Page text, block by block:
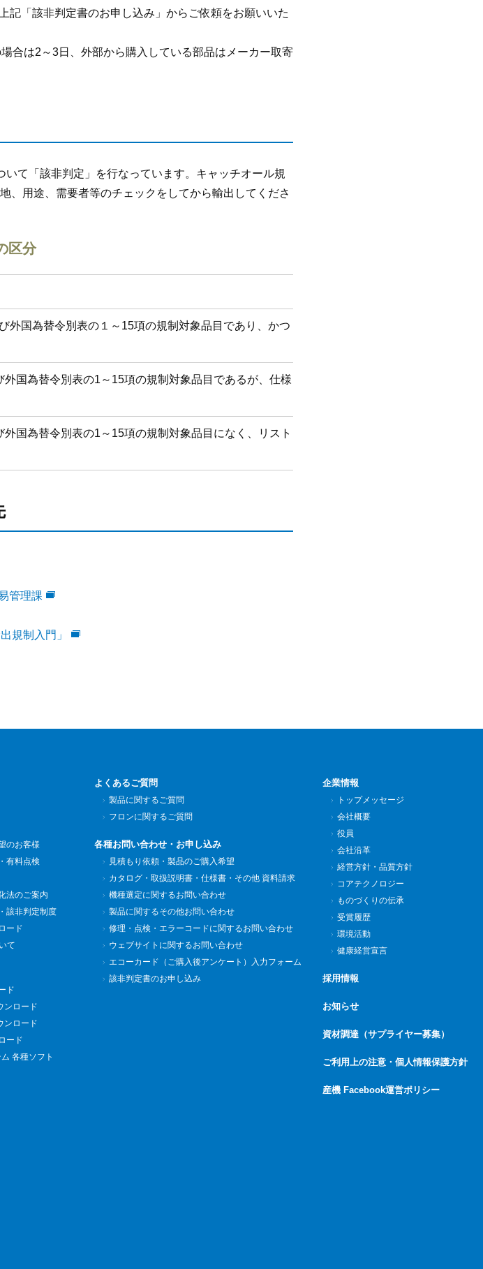
記「該非判定書のお申し込み」からご依頼をお願いいた
合は2～3日、外部から購入している部品はメーカー取寄
て「該非判定」を行なっています。キャッチオール規
、用途、需要者等のチェックをしてから輸出してくださ
区分
外国為替令別表の１～15項の規制対象品目であり、かつ
国為替令別表の1～15項の規制対象品目であるが、仕様
国為替令別表の1～15項の規制対象品目になく、リスト
管理課
規制入門」
のお客様
有料点検
法のご案内
該非判定制度
ード
て
ド
ンロード
ンロード
ード
各種ソフト
よくあるご質問
製品に関するご質問
フロンに関するご質問
各種お問い合わせ・お申し込み
見積もり依頼・製品のご購入希望
カタログ・取扱説明書・仕様書・その他 資料請求
機種選定に関するお問い合わせ
製品に関するその他お問い合わせ
修理・点検・エラーコードに関するお問い合わせ
ウェブサイトに関するお問い合わせ
エコーカード（ご購入後アンケート）入力フォーム
該非判定書のお申し込み
企業情報
トップメッセージ
会社概要
役員
会社沿革
経営方針・品質方針
コアテクノロジー
ものづくりの伝承
受賞履歴
環境活動
健康経営宣言
採用情報
お知らせ
資材調達（サプライヤー募集）
ご利用上の注意・個人情報保護方針
産機 Facebook運営ポリシー